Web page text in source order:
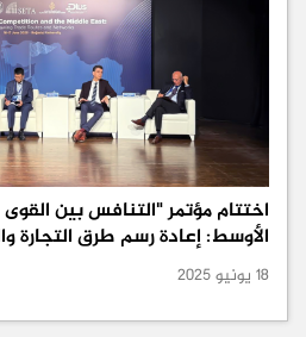
اختتام مؤتمر "التنافس بين
الأوسط: إعادة رسم طرق التجارة
18 يونيو 2025